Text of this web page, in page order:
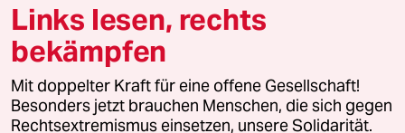
Fragen & Hilfe
Links lesen, rechts
bekämpfen
Mit doppelter Kraft für eine offene Gesellschaft!
Besonders jetzt brauchen Menschen, die sich gegen
Rechtsextremismus einsetzen, unsere Solidarität.